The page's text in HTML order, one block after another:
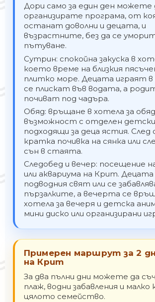
Дори само за един ден можете
организирате програма, от
останат доволни и децата, и
възрастните, без да се
пътуване.
Сутрин: спокойна закуска в
което време на близкия
плитко море. Децата играят в
се плискат във водата, а
почиват под чадъра.
Обяд: връщане в хотела за
възможност с отделен
подходящи за деца ястия. След
кратка почивка на сянка или
сън в стаята.
Следобед и вечер: посещение
или аквариума на Крит.
подводния свят или се
пързалките, а вечерта се
хотела за вечеря и детска
мини диско или организирани
Примерен маршрут за 2
на Крит
За два пълни дни можете да
плаж, водни забавления и малко
цялото семейство.